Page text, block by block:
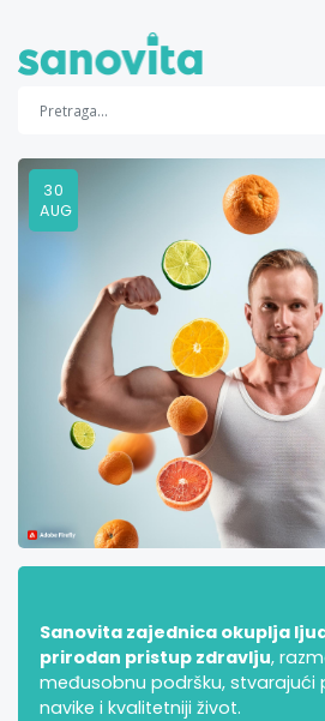
30
AUG
Sanovita zajednica okuplja
prirodan pristup zdravlju,
međusobnu podršku, stvarajući
navike i kvalitetniji život.